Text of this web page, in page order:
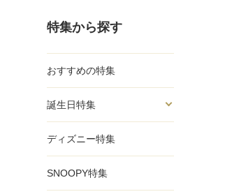
特集から探す
おすすめの特集
誕生日特集
ディズニー特集
SNOOPY特集